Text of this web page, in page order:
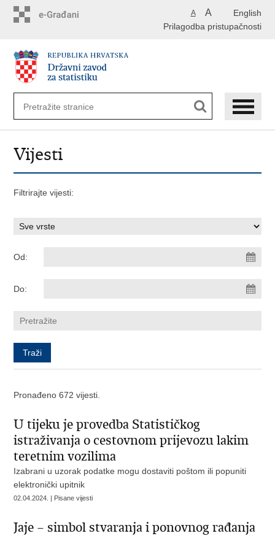
English
A A
Prilagodba pristupačnosti
Vijesti
Filtrirajte vijesti:
Od:
Do:
Pronađeno 672 vijesti.
U tijeku je provedba Statističkog
istraživanja o cestovnom prijevozu lakim
teretnim vozilima
Izabrani u uzorak podatke mogu dostaviti poštom ili popuniti
elektronički upitnik
02.04.2024. | Pisane vijesti
Jaje – simbol stvaranja i ponovnog rađanja